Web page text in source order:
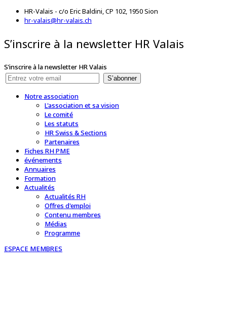
HR-Valais - c/o Eric Baldini, CP 102, 1950 Sion
hr-valais@hr-valais.ch
S’inscrire à la newsletter HR Valais
S’inscrire à la newsletter HR Valais
S’abonner
Notre association
L'association et sa vision
Le comité
Les statuts
HR Swiss & Sections
Partenaires
Fiches RH PME
événements
Annuaires
Formation
Actualités
Actualités RH
Offres d'emploi
Contenu membres
Médias
Programme
ESPACE MEMBRES